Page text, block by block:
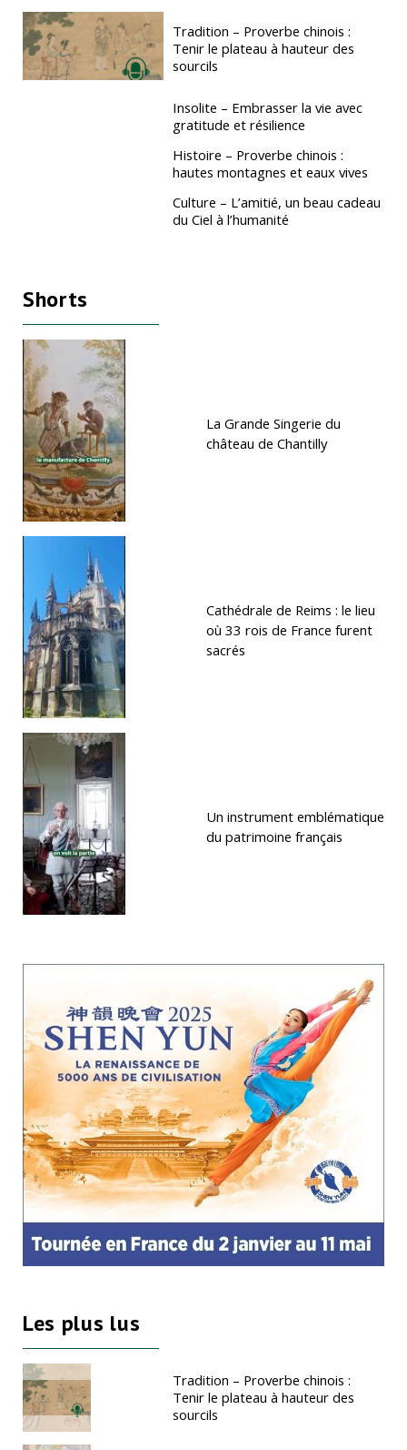
Tradition – Proverbe chinois :
Tenir le plateau à hauteur des
sourcils
Insolite – Embrasser la vie avec
gratitude et résilience
Histoire – Proverbe chinois :
hautes montagnes et eaux vives
Culture – L’amitié, un beau cadeau
du Ciel à l’humanité
Shorts
La Grande Singerie du
château de Chantilly
Cathédrale de Reims : le lieu
où 33 rois de France furent
sacrés
Un instrument emblématique
du patrimoine français
Les plus lus
Tradition – Proverbe chinois :
Tenir le plateau à hauteur des
sourcils